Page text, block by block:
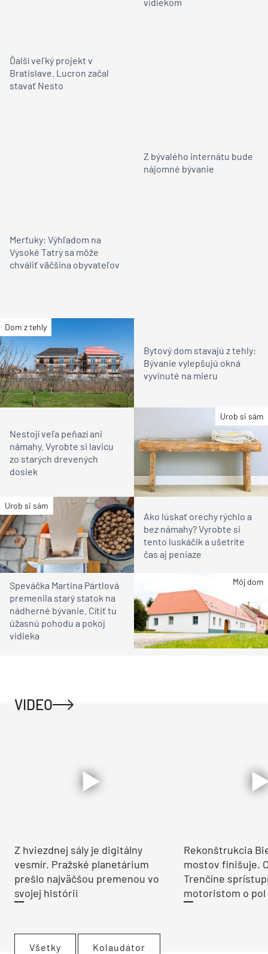
Ďalší veľký projekt v
Bratislave. Lucron začal
stavať Nesto
Z bývalého internátu bude
nájomné bývanie
Merťuky: Výhľadom na
Vysoké Tatry sa môže
chváliť väčšina obyvateľov
Dom z tehly
Bytový dom stavajú z tehly:
Bývanie vylepšujú okná
vyvinuté na mieru
Urob si sám
Nestojí veľa peňazí ani
námahy. Vyrobte si lavicu
zo starých drevených
dosiek
Urob si sám
Ako lúskať orechy rýchlo a
bez námahy? Vyrobte si
tento luskáčik a ušetríte
čas aj peniaze
Môj dom
Speváčka Martina Pártlová
premenila starý statok na
nádherné bývanie. Cítiť tu
úžasnú pohodu a pokoj
vidieka
VIDEO
Z hviezdnej sály je digitálny
vesmír. Pražské planetárium
prešlo najväčšou premenou vo
svojej histórii
Rekonštrukcia
mostov finišuje.
Trenčíne
motoristom o pol
Všetky Kolaudátor